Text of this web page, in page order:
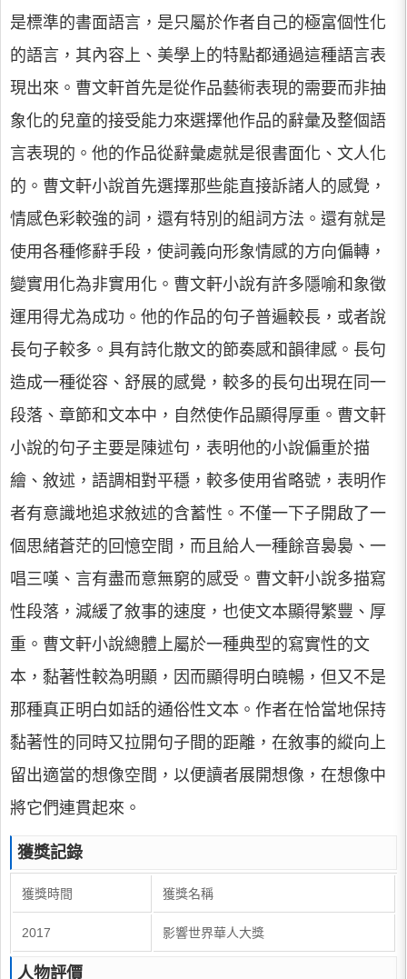
是標準的書面語言，是只屬於作者自己的極富個性化
的語言，其內容上、美學上的特點都通過這種語言表
現出來。曹文軒首先是從作品藝術表現的需要而非抽
象化的兒童的接受能力來選擇他作品的辭彙及整個語
言表現的。他的作品從辭彙處就是很書面化、文人化
的。曹文軒小說首先選擇那些能直接訴諸人的感覺，
情感色彩較強的詞，還有特別的組詞方法。還有就是
使用各種修辭手段，使詞義向形象情感的方向偏轉，
變實用化為非實用化。曹文軒小說有許多隱喻和象徵
運用得尤為成功。他的作品的句子普遍較長，或者說
長句子較多。具有詩化散文的節奏感和韻律感。長句
造成一種從容、舒展的感覺，較多的長句出現在同一
段落、章節和文本中，自然使作品顯得厚重。曹文軒
小說的句子主要是陳述句，表明他的小說偏重於描
繪、敘述，語調相對平穩，較多使用省略號，表明作
者有意識地追求敘述的含蓄性。不僅一下子開啟了一
個思緒蒼茫的回憶空間，而且給人一種餘音裊裊、一
唱三嘆、言有盡而意無窮的感受。曹文軒小說多描寫
性段落，減緩了敘事的速度，也使文本顯得繁豐、厚
重。曹文軒小說總體上屬於一種典型的寫實性的文
本，黏著性較為明顯，因而顯得明白曉暢，但又不是
那種真正明白如話的通俗性文本。作者在恰當地保持
黏著性的同時又拉開句子間的距離，在敘事的縱向上
留出適當的想像空間，以便讀者展開想像，在想像中
將它們連貫起來。
獲獎記錄
​獲獎時間 獲獎名稱​
​2017 ​影響世界華人大獎
人物評價